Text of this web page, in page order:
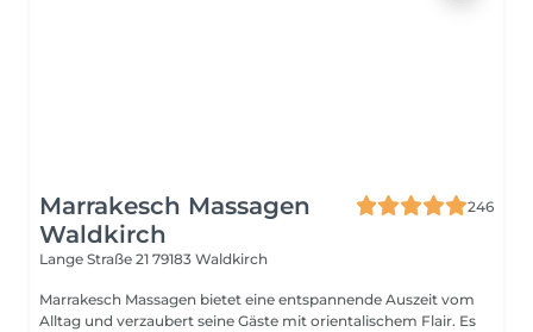
Marrakesch Massagen
Waldkirch
246
Lange Straße 21 79183 Waldkirch
Marrakesch Massagen bietet eine entspannende Auszeit vom
Alltag und verzaubert seine Gäste mit orientalischem Flair. Es